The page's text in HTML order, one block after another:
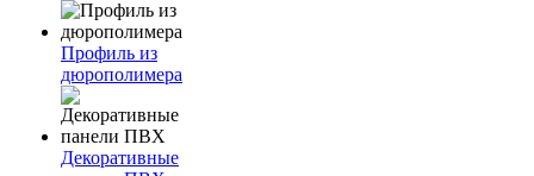
Профиль из
дюрополимера
Декоративные